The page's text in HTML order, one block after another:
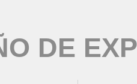
DE